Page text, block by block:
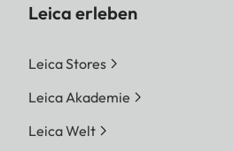
Leica erleben
Leica Stores
Leica Akademie
Leica Welt